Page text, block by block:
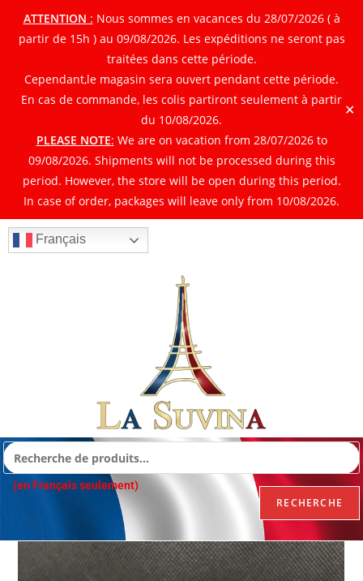
ATTENTION : Nous sommes en vacances du 28/07/2026 ( à
partir de 15h ) au 09/08/2026. Les expéditions ne seront pas
traitées dans cette période.
Cependant,le magasin sera ouvert pendant cette période.
En cas de commande, les colis partiront seulement à partir
du 10/08/2026.
PLEASE NOTE: We are on vacation from 28/07/2026 to
09/08/2026. Shipments will not be processed during this
period. However, the store will be open during this period.
In case of order, packages will leave only from 10/08/2026.
✕
Français
RECHERCHE
(en Français seulement)